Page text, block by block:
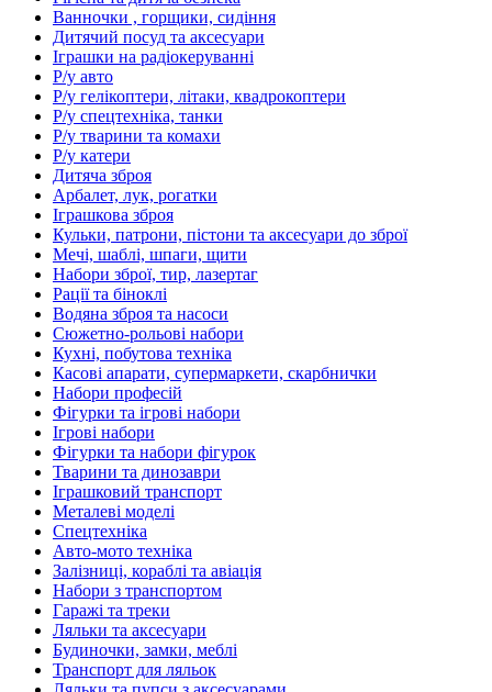
Ванночки , горщики, сидіння
Дитячий посуд та аксесуари
Іграшки на радіокеруванні
Р/у авто
Р/у гелікоптери, літаки, квадрокоптери
Р/у спецтехніка, танки
Р/у тварини та комахи
Р/у катери
Дитяча зброя
Арбалет, лук, рогатки
Іграшкова зброя
Кульки, патрони, пістони та аксесуари до зброї
Мечі, шаблі, шпаги, щити
Набори зброї, тир, лазертаг
Рації та біноклі
Водяна зброя та насоси
Сюжетно-рольові набори
Кухні, побутова техніка
Касові апарати, супермаркети, скарбнички
Набори професій
Фігурки та ігрові набори
Ігрові набори
Фігурки та набори фігурок
Тварини та динозаври
Іграшковий транспорт
Металеві моделі
Спецтехніка
Авто-мото техніка
Залізниці, кораблі та авіація
Набори з транспортом
Гаражі та треки
Ляльки та аксесуари
Будиночки, замки, меблі
Транспорт для ляльок